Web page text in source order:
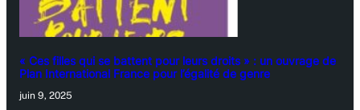
« Ces filles qui se battent pour leurs droits » : un ouvrage de
Plan International France pour l’égalité de genre
juin 9, 2025